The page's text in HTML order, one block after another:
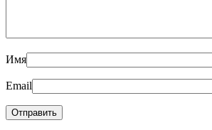
Имя
Email